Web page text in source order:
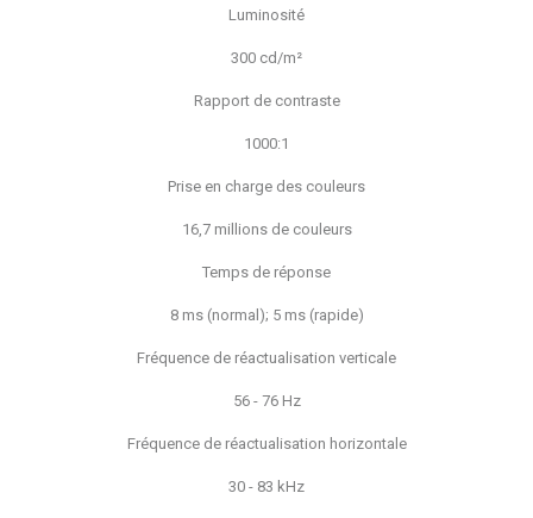
Luminosité
300 cd/m²
Rapport de contraste
1000:1
Prise en charge des couleurs
16,7 millions de couleurs
Temps de réponse
8 ms (normal); 5 ms (rapide)
Fréquence de réactualisation verticale
56 - 76 Hz
Fréquence de réactualisation horizontale
30 - 83 kHz